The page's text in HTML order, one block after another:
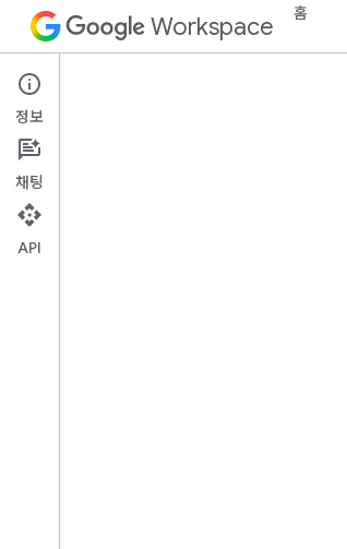
Workspace 홈
Google Sites
개요
정보
채팅
API